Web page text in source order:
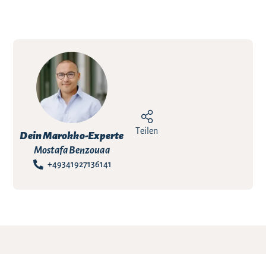
Dein Marokko-Experte
Mostafa Benzouaa
+49341927136141
Teilen